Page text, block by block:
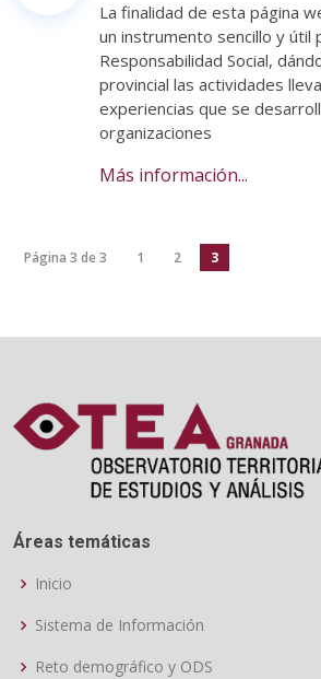
La finalidad de esta página
un instrumento sencillo y útil
Responsabilidad Social,
provincial las actividades
experiencias que se
organizaciones
Más información...
Página 3 de 3 1 2 3
Áreas temáticas
Inicio
Sistema de Información
Reto demográfico y ODS